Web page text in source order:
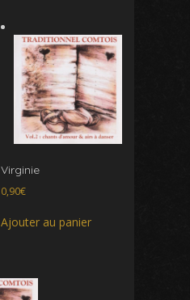
Virginie
0,90€
Ajouter au panier